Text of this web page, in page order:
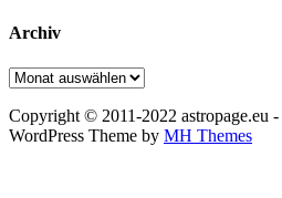
Archiv
Archiv
Copyright © 2011-2022 astropage.eu -
WordPress Theme by MH Themes